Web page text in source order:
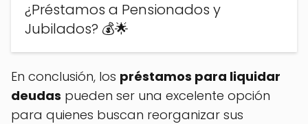
¿Préstamos a Pensionados y
Jubilados? 💰🌟
En conclusión, los préstamos para liquidar
deudas pueden ser una excelente opción
para quienes buscan reorganizar sus